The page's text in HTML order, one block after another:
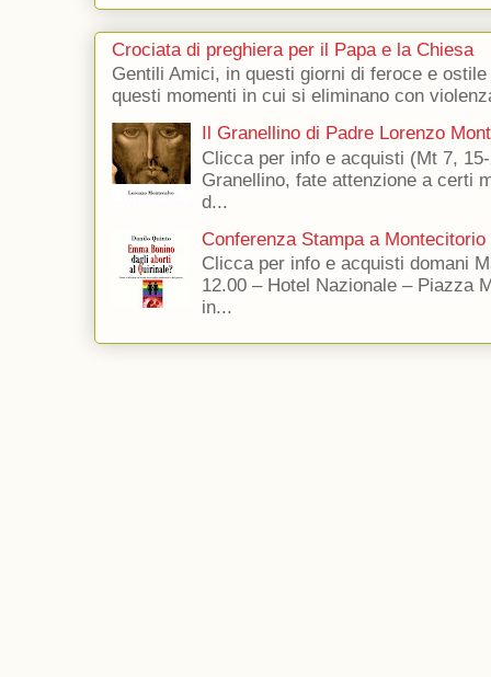
Crociata di preghiera per il Papa e la Chiesa
Gentili Amici, in questi giorni di feroce e
questi momenti in cui si eliminano con
Il Granellino di Padre Lorenzo
Clicca per info e acquisti (Mt 7,
Granellino, fate attenzione a certi
d...
Conferenza Stampa a Montecitorio
Clicca per info e acquisti domani
12.00 – Hotel Nazionale – Piazza
in...